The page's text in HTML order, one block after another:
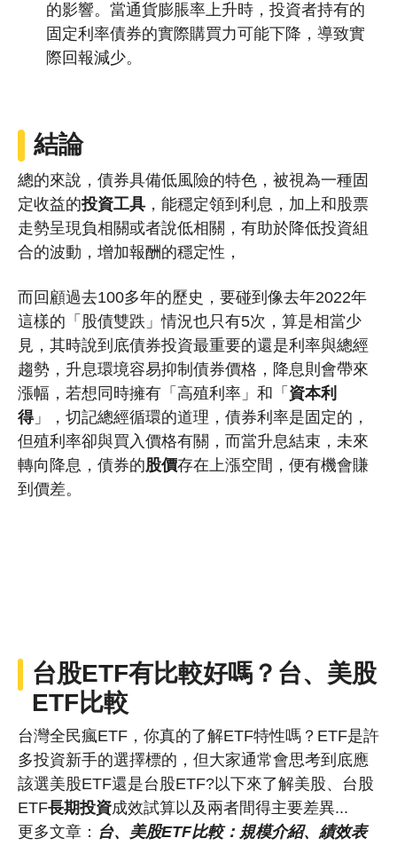
的影響。當通貨膨脹率上升時，投資者持有的
固定利率債券的實際購買力可能下降，導致實
際回報減少。
結論
總的來說，債券具備低風險的特色，被視為一種固
定收益的投資工具 ，能穩定領到利息，加上和股票
走勢呈現負相關或者說低相關，有助於降低投資組
合的波動，增加報酬的穩定性，
而回顧過去100多年的歷史，要碰到像去年2022年
這樣的「股債雙跌」情況也只有5次，算是相當少
見，其時說到底債券投資最重要的還是利率與總經
趨勢，升息環境容易抑制債券價格，降息則會帶來
漲幅，若想同時擁有「高殖利率」和「 資本利
得」，切記總經循環的道理，債券利率是固定的，
但殖利率卻與買入價格有關，而當升息結束，未來
轉向降息，債券的股價存在上漲空間，便有機會賺
到價差。
台股ETF有比較好嗎？台、美股
ETF比較
台灣全民瘋ETF，你真的了解ETF特性嗎？ETF是許
多投資新手的選擇標的，但大家通常會思考到底應
該選美股ETF還是台股ETF?以下來了解美股、台股
ETF長期投資成效試算以及兩者間得主要差異...
更多文章： 台、美股ETF比較：規模介紹、績效表